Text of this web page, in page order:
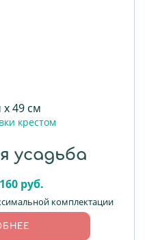
х 49 см
крестом
усадьба
руб.
комплектации